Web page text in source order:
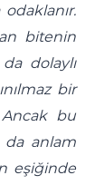
bitenin
dolaylı
bir
bu
da anlam
eşiğinde